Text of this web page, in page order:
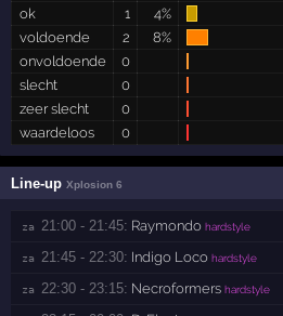
ok
1
4%
voldoende
2
8%
onvoldoende
0
slecht
0
zeer slecht
0
waardeloos
0
Line-upXplosion 6
za 21:00 - 21:45: Raymondo hardstyle
za 21:45 - 22:30: Indigo Loco hardstyle
za 22:30 - 23:15: Necroformers hardstyle